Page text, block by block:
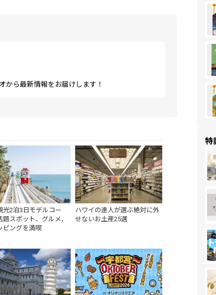
から最新情報をお届けします！
光2泊3日モデルコー
題スポット、グルメ、
ピングを満喫
ハワイの達人が選ぶ絶対に外
せないお土産25選
特